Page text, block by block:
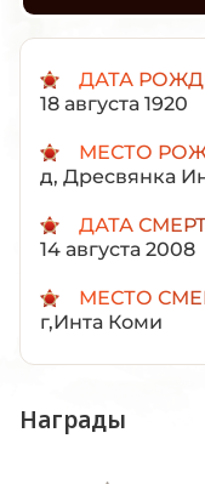
ДАТА
18 августа 1920
МЕСТО
д, Дресвянка
ДАТА
14 августа 2008
МЕСТО
г,Инта Коми
Награды